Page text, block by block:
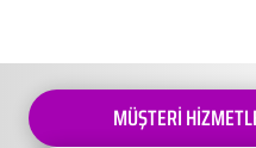
MÜŞTERİ